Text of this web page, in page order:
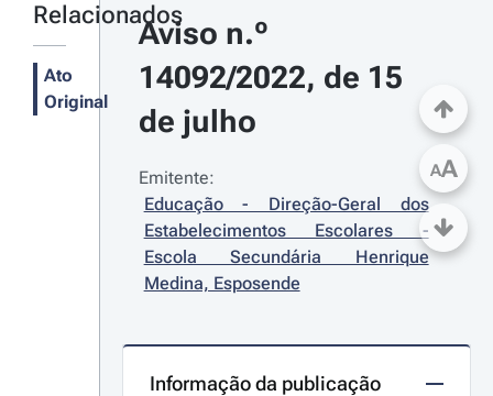
Relacionados
Ato
Original
Aviso n.º
14092/2022, de 15
de julho
Emitente:
Educação - Direção-Geral dos
Estabelecimentos Escolares -
Escola Secundária Henrique
Medina, Esposende
Informação da publicação
AA